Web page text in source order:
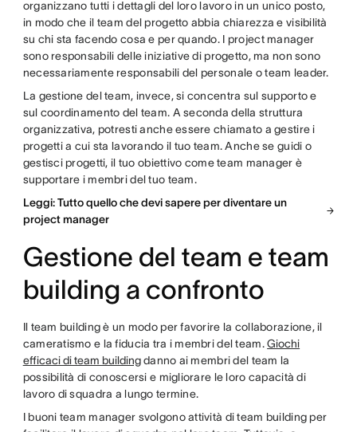
organizzano tutti i dettagli del loro lavoro in un unico posto,
in modo che il team del progetto abbia chiarezza e visibilità
su chi sta facendo cosa e per quando. I project manager
sono responsabili delle iniziative di progetto, ma non sono
necessariamente responsabili del personale o team leader.
La gestione del team, invece, si concentra sul supporto e
sul coordinamento del team. A seconda della struttura
organizzativa, potresti anche essere chiamato a gestire i
progetti a cui sta lavorando il tuo team. Anche se guidi o
gestisci progetti, il tuo obiettivo come team manager è
supportare i membri del tuo team.
Leggi: Tutto quello che devi sapere per diventare un
project manager
Gestione del team e team
building a confronto
Il team building è un modo per favorire la collaborazione, il
cameratismo e la fiducia tra i membri del team.Giochi
efficaci di team buildingdanno ai membri del team la
possibilità di conoscersi e migliorare le loro capacità di
lavoro di squadra a lungo termine.
I buoni team manager svolgono attività di team building per